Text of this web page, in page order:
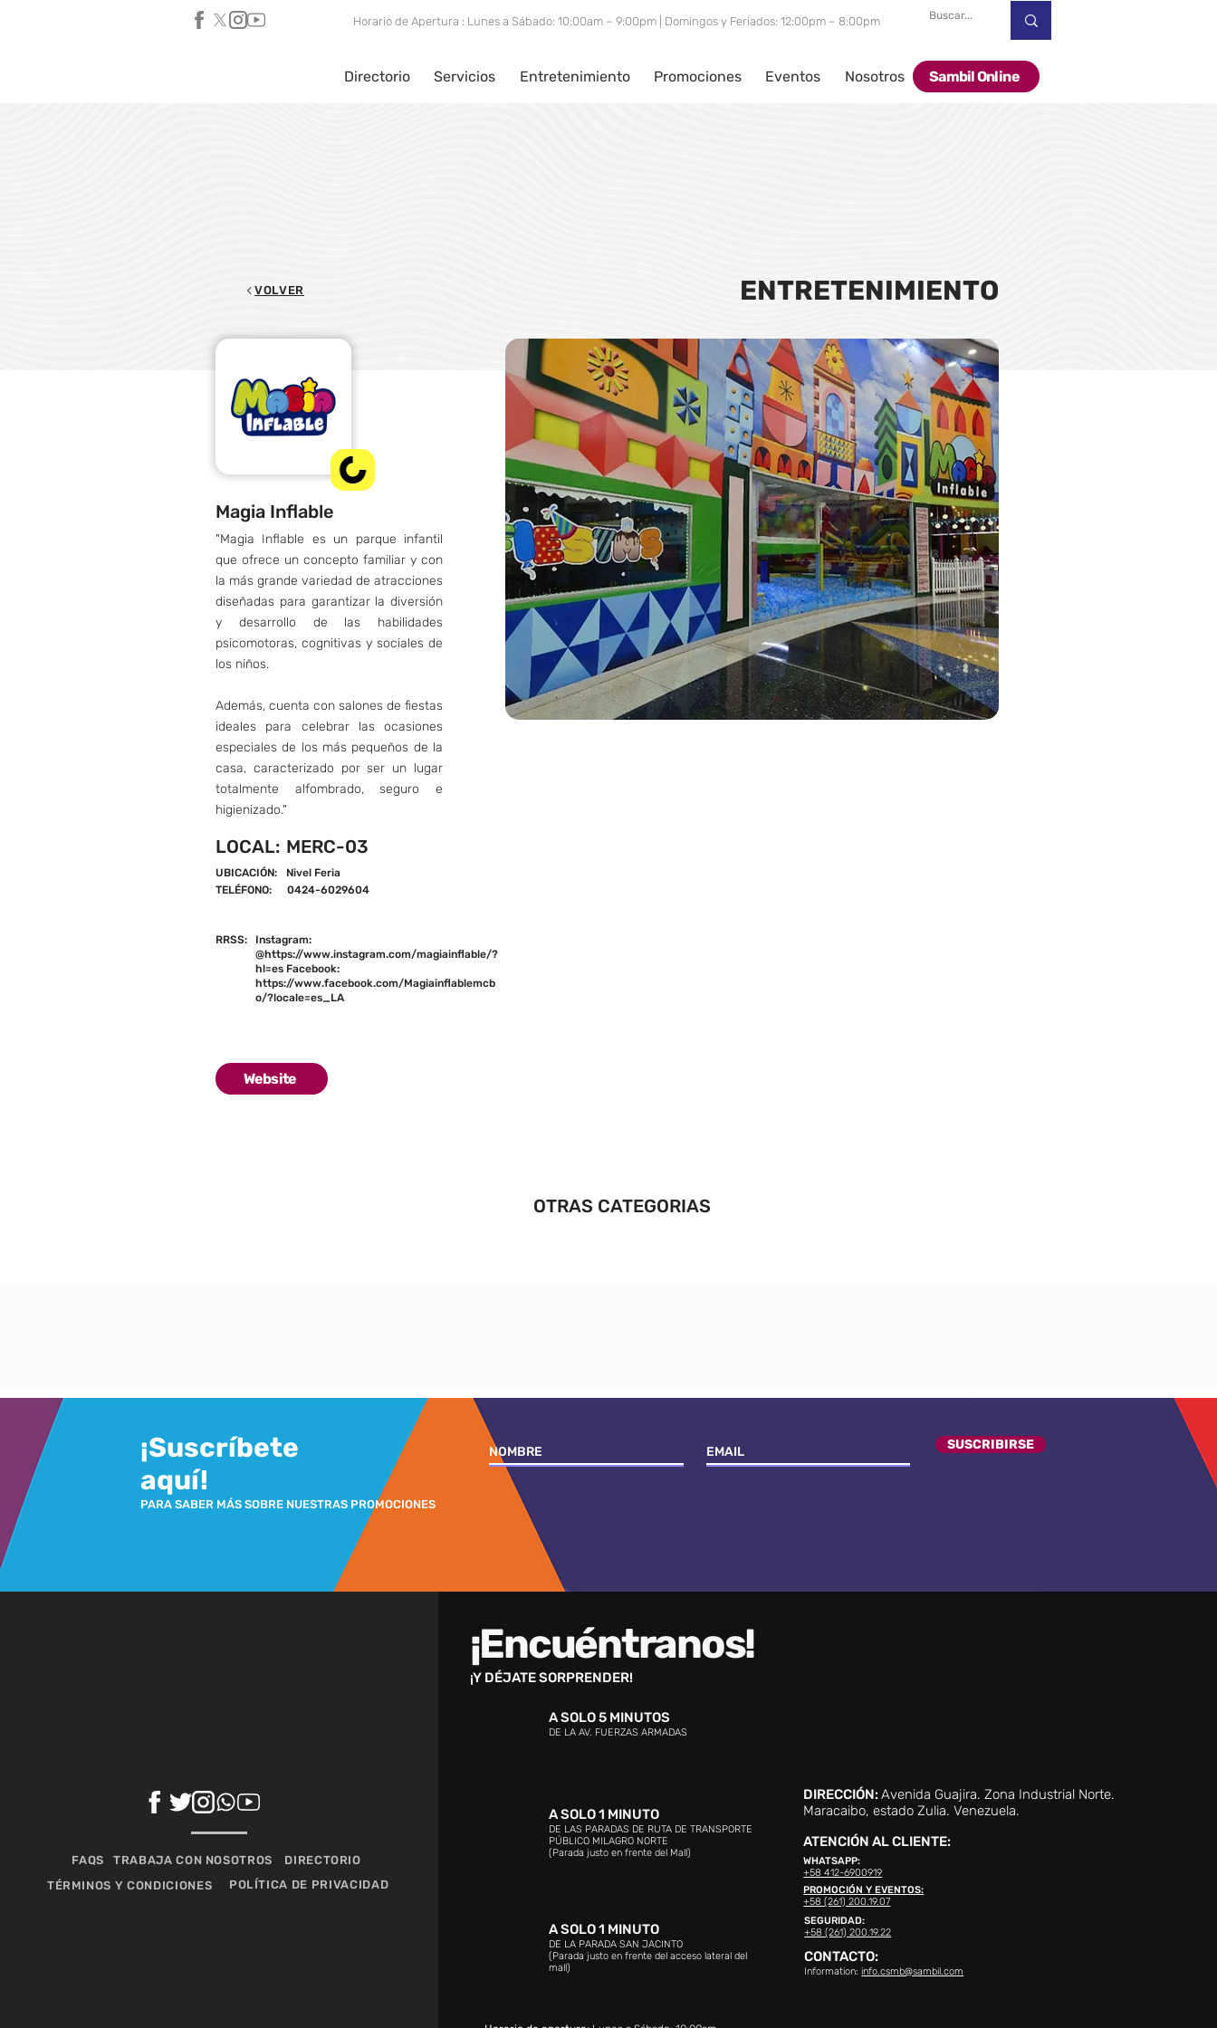
Directorio Servicios Entretenimiento Promociones Eventos Nosotros Sambil Online
Horario de Apertura : Lunes a Sábado: 10:00am – 9:00pm | Domingos y Feriados: 12:00pm – 8:00pm
VOLVER ENTRETENIMIENTO
Magia Inflable
"Magia Inflable es un parque infantil
que ofrece un concepto familiar y con
la más grande variedad de atracciones
diseñadas para garantizar la diversión
y desarrollo de las habilidades
psicomotoras, cognitivas y sociales de
los niños.
Además, cuenta con salones de fiestas
ideales para celebrar las ocasiones
especiales de los más pequeños de la
casa, caracterizado por ser un lugar
totalmente alfombrado, seguro e
higienizado."
LOCAL:
UBICACIÓN:
TELÉFONO:
MERC-03
Nivel Feria
0424-6029604
RRSS:
Instagram:
@https://www.instagram.com/magiainflable/?
hl=es Facebook:
https://www.facebook.com/Magiainflablemcb
o/?locale=es_LA
Website
OTRAS CATEGORIAS
¡Suscríbete
aquí!
PARA SABER MÁS SOBRE NUESTRAS PROMOCIONES
SUSCRIBIRSE
FAQS TRABAJA CON NOSOTROS
DIRECTORIO
TÉRMINOS Y CONDICIONES
POLÍTICA DE PRIVACIDAD
¡Encuéntranos!
¡Y DÉJATE SORPRENDER!
A SOLO 5 MINUTOS
DE LA AV. FUERZAS ARMADAS
A SOLO 1 MINUTO
DE LAS PARADAS DE RUTA DE TRANSPORTE
PÚBLICO MILAGRO NORTE
(Parada justo en frente del Mall)
A SOLO 1 MINUTO
DE LA PARADA SAN JACINTO
(Parada justo en frente del acceso lateral del
mall)
DIRECCIÓN:Avenida Guajira. Zona Industrial Norte.
Maracaibo, estado Zulia. Venezuela.
ATENCIÓN AL CLIENTE:
WHATSAPP:
+58 412-6900919
PROMOCIÓN Y EVENTOS:
+58 (261) 200.19.07
SEGURIDAD:
+58 (261) 200.19.22
CONTACTO:
Information:info.csmb@sambil.com